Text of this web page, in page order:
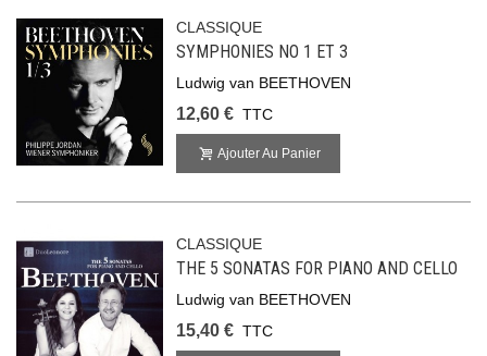
CLASSIQUE
SYMPHONIES NO 1 ET 3
Ludwig van BEETHOVEN
12,60 € TTC
Ajouter Au Panier
CLASSIQUE
THE 5 SONATAS FOR PIANO AND CELLO
Ludwig van BEETHOVEN
15,40 € TTC